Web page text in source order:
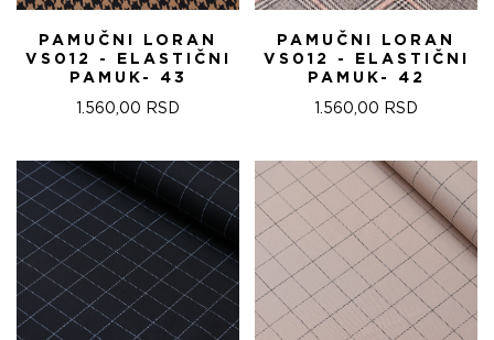
PAMUČNI LORAN
VS012 - ELASTIČNI
PAMUK- 43
1.560,00 RSD
PAMUČNI LORAN
VS012 - ELASTIČNI
PAMUK- 42
1.560,00 RSD